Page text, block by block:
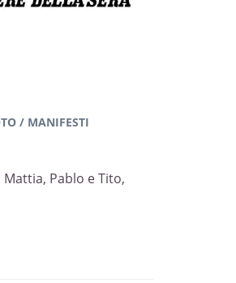
/ MANIFESTI
Pablo e Tito,